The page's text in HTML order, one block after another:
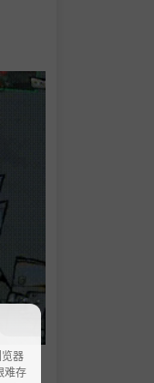
器
难存